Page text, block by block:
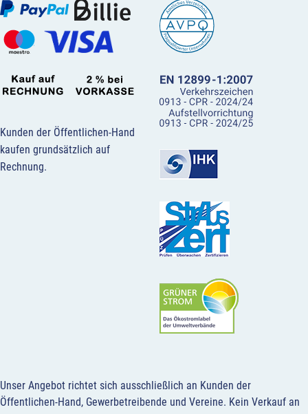
Kunden der Öffentlichen-Hand
kaufen grundsätzlich auf
Rechnung.
Unser Angebot richtet sich ausschließlich an Kunden der
Öffentlichen-Hand, Gewerbetreibende und Vereine. Kein Verkauf an